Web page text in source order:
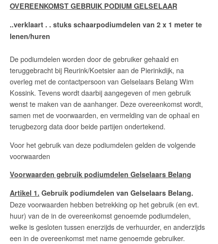
OVEREENKOMST GEBRUIK PODIUM GELSELAAR
..verklaart . . stuks schaarpodiumdelen van 2 x 1 meter te
lenen/huren
De podiumdelen worden door de gebruiker gehaald en
teruggebracht bij Reurink/Koetsier aan de Pierinkdijk, na
overleg met de contactpersoon van Gelselaars Belang Wim
Kossink. Tevens wordt daarbij aangegeven of men gebruik
wenst te maken van de aanhanger. Deze overeenkomst wordt,
samen met de voorwaarden, en vermelding van de ophaal en
terugbezorg data door beide partijen ondertekend.
Voor het gebruik van deze podiumdelen gelden de volgende
voorwaarden
Voorwaarden gebruik podiumdelen Gelselaars Belang
Artikel 1. Gebruik podiumdelen van Gelselaars Belang.
Deze voorwaarden hebben betrekking op het gebruik (en evt.
huur) van de in de overeenkomst genoemde podiumdelen,
welke is gesloten tussen enerzijds de verhuurder, en anderzijds
een in de overeenkomst met name genoemde gebruiker.